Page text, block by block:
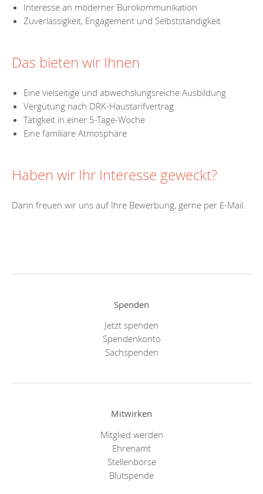
Interesse an moderner Bürokommunikation
Zuverlässigkeit, Engagement und Selbstständigkeit
Das bieten wir Ihnen
Eine vielseitige und abwechslungsreiche Ausbildung
Vergütung nach DRK-Haustarifvertrag
Tätigkeit in einer 5-Tage-Woche
Eine familiäre Atmosphäre
Haben wir Ihr Interesse geweckt?
Dann freuen wir uns auf Ihre Bewerbung, gerne per E-Mail.
Spenden
Jetzt spenden
Spendenkonto
Sachspenden
Mitwirken
Mitglied werden
Ehrenamt
Stellenbörse
Blutspende